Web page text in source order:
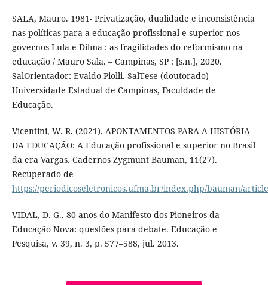
SALA, Mauro. 1981- Privatização, dualidade e inconsistência
nas políticas para a educação profissional e superior nos
governos Lula e Dilma : as fragilidades do reformismo na
educação / Mauro Sala. – Campinas, SP : [s.n.], 2020.
SalOrientador: Evaldo Piolli. SalTese (doutorado) –
Universidade Estadual de Campinas, Faculdade de
Educação.
Vicentini, W. R. (2021). APONTAMENTOS PARA A HISTÓRIA
DA EDUCAÇÃO: A Educação profissional e superior no Brasil
da era Vargas. Cadernos Zygmunt Bauman, 11(27).
Recuperado de
https://periodicoseletronicos.ufma.br/index.php/bauman/
VIDAL, D. G.. 80 anos do Manifesto dos Pioneiros da
Educação Nova: questões para debate. Educação e
Pesquisa, v. 39, n. 3, p. 577–588, jul. 2013.